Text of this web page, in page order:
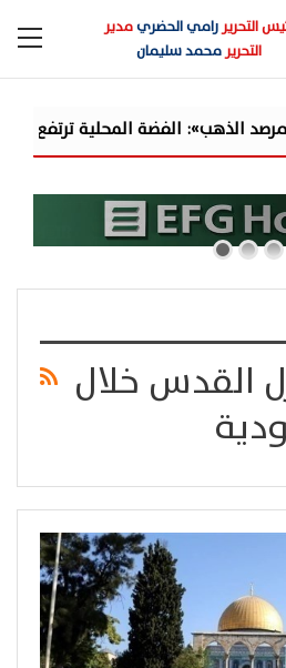
التحريررامي الحضريمدير
التحريرمحمد سليمان
المحلية ترتفع 2% خلال أسبوع مقابل 10.3% عالميًا.. والدولار يمتص جزءًا من مكاسب ا...
القدس خلال